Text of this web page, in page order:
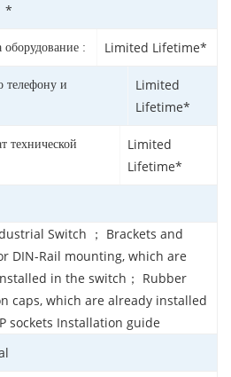
*
оборудование : Limited Lifetime*
телефону и
Limited
Lifetime*
технической
Limited
Lifetime*
Switch ； Brackets and
DIN-Rail mounting, which are
in the switch； Rubber
caps, which are already installed
sockets Installation guide